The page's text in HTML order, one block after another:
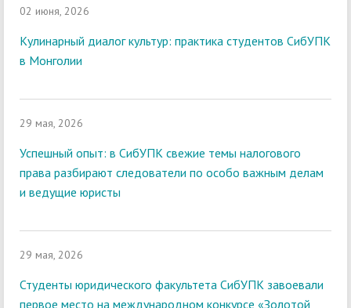
02 июня, 2026
Кулинарный диалог культур: практика студентов СибУПК
в Монголии
29 мая, 2026
Успешный опыт: в СибУПК свежие темы налогового
права разбирают следователи по особо важным делам
и ведущие юристы
29 мая, 2026
Студенты юридического факультета СибУПК завоевали
первое место на международном конкурсе «Золотой